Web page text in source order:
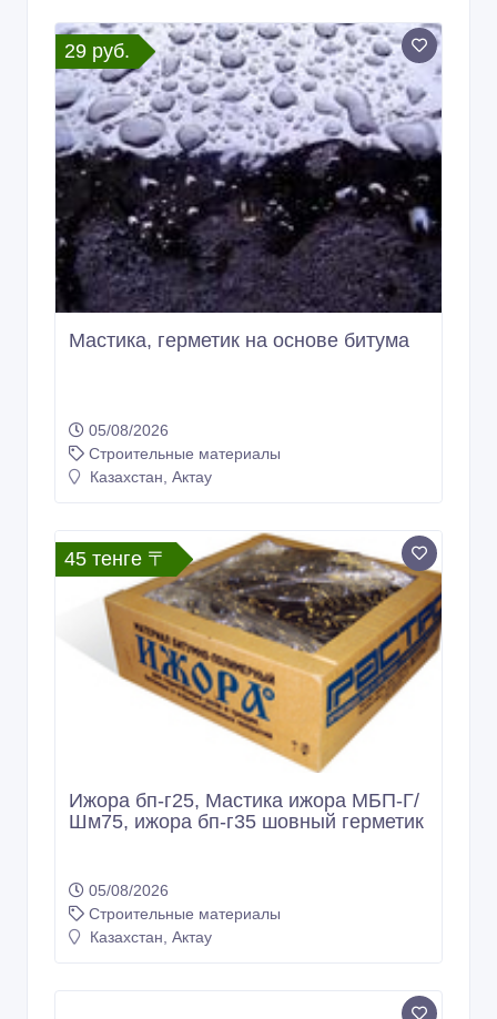
29 руб.
Мастика, герметик на основе битума
05/08/2026
Строительные материалы
Казахстан, Актау
45 тенге 〒
Ижора бп-г25, Мастика ижора МБП-Г/
Шм75, ижора бп-г35 шовный герметик
05/08/2026
Строительные материалы
Казахстан, Актау